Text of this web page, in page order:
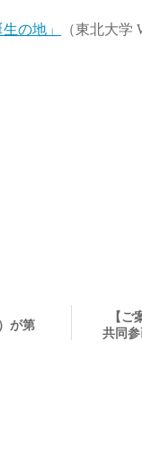
の地」 （東北大学
が第
【
共同